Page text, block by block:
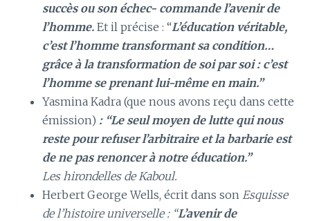
succès ou son échec- commande l’avenir de
l’homme. Et il précise : “L’éducation véritable,
c’est l’homme transformant sa condition…
grâce à la transformation de soi par soi : c’est
l’homme se prenant lui-même en main.”
Yasmina Kadra (que nous avons reçu dans cette
émission) : “Le seul moyen de lutte qui nous
reste pour refuser l’arbitraire et la barbarie est
de ne pas renoncer à notre éducation.”
Les hirondelles de Kaboul.
Herbert George Wells, écrit dans son Esquisse
de l’histoire universelle : “L’avenir de